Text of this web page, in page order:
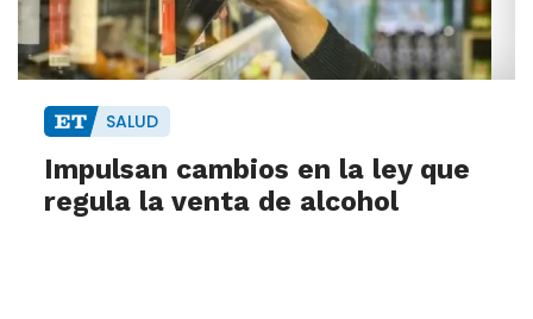
SALUD
Impulsan cambios en la ley que
regula la venta de alcohol